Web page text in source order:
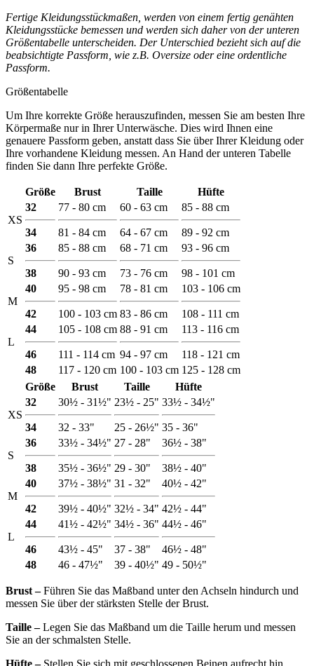
Fertige Kleidungsstückmaßen, werden von einem fertig genähten
Kleidungsstücke bemessen und werden sich daher von der unteren
Größentabelle unterscheiden. Der Unterschied bezieht sich auf die
beabsichtigte Passform, wie z.B. Oversize oder eine ordentliche
Passform.
Größentabelle
Um Ihre korrekte Größe herauszufinden, messen Sie am besten Ihre
Körpermaße nur in Ihrer Unterwäsche. Dies wird Ihnen eine
genauere Passform geben, anstatt dass Sie über Ihrer Kleidung oder
Ihre vorhandene Kleidung messen. An Hand der unteren Tabelle
finden Sie dann Ihre perfekte Größe.
Größe Brust Taille Hüfte
XS
32
34
77 - 80 cm
81 - 84 cm
60 - 63 cm
64 - 67 cm
85 - 88 cm
89 - 92 cm
S
36
38
85 - 88 cm
90 - 93 cm
68 - 71 cm
73 - 76 cm
93 - 96 cm
98 - 101 cm
M
40
42
95 - 98 cm
100 - 103 cm
78 - 81 cm
83 - 86 cm
103 - 106 cm
108 - 111 cm
L
44
46
105 - 108 cm
111 - 114 cm
88 - 91 cm
94 - 97 cm
113 - 116 cm
118 - 121 cm
48
117 - 120 cm 100 - 103 cm 125 - 128 cm
Größe
Brust Taille Hüfte
XS
32
34
30½ - 31½"
32 - 33"
23½ - 25"
25 - 26½"
33½ - 34½"
35 - 36"
S
36
38
33½ - 34½"
35½ - 36½"
27 - 28"
29 - 30"
36½ - 38"
38½ - 40"
M
40
42
37½ - 38½"
39½ - 40½"
31 - 32"
32½ - 34"
40½ - 42"
42½ - 44"
L
44
46
41½ - 42½"
43½ - 45"
34½ - 36"
37 - 38"
44½ - 46"
46½ - 48"
48
46 - 47½" 39 - 40½" 49 - 50½"
Brust ‒Führen Sie das Maßband unter den Achseln hindurch und
messen Sie über der stärksten Stelle der Brust.
Taille ‒Legen Sie das Maßband um die Taille herum und messen
Sie an der schmalsten Stelle.
Hüfte ‒Stellen Sie sich mit geschlossenen Beinen aufrecht hin,